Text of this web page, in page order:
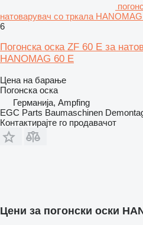
натоварувач со тркала
6
Погонска оска ZF 60 E за
HANOMAG 60 E
Цена на барање
Погонска оска
Германија, Ampfing
EGC Parts Baumaschinen
Контактирајте го продавачот
Цени за погонски оски